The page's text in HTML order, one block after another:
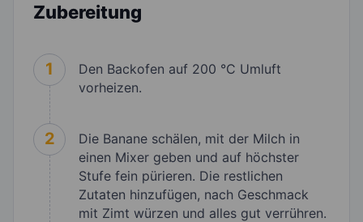
Zubereitung
1
Den Backofen auf 200 °C Umluft
vorheizen.
2
Die Banane schälen, mit der Milch in
einen Mixer geben und auf höchster
Stufe fein pürieren. Die restlichen
Zutaten hinzufügen, nach Geschmack
mit Zimt würzen und alles gut verrühren.